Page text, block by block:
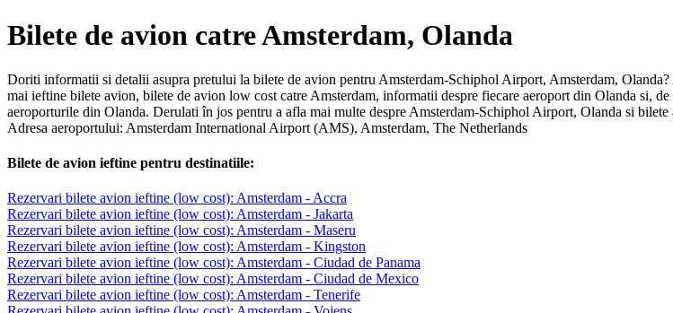
Bilete de avion catre Amsterdam, Olanda
Doriti informatii si detalii asupra pretului la bilete de avion pentru Amsterdam-Schiphol Airport, Amsterdam,
mai ieftine bilete avion, bilete de avion low cost catre Amsterdam, informatii despre fiecare aeroport din Olanda si,
aeroporturile din Olanda. Derulati în jos pentru a afla mai multe despre Amsterdam-Schiphol Airport, Olanda si
Adresa aeroportului: Amsterdam International Airport (AMS), Amsterdam, The Netherlands
Bilete de avion ieftine pentru destinatiile:
Rezervari bilete avion ieftine (low cost): Amsterdam - Accra
Rezervari bilete avion ieftine (low cost): Amsterdam - Jakarta
Rezervari bilete avion ieftine (low cost): Amsterdam - Maseru
Rezervari bilete avion ieftine (low cost): Amsterdam - Kingston
Rezervari bilete avion ieftine (low cost): Amsterdam - Ciudad de Panama
Rezervari bilete avion ieftine (low cost): Amsterdam - Ciudad de Mexico
Rezervari bilete avion ieftine (low cost): Amsterdam - Tenerife